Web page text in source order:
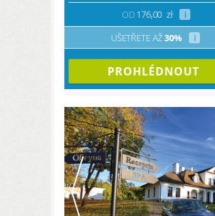
OD176,00 zł
i
UŠETŘETE AŽ30% i
PROHLÉDNOUT